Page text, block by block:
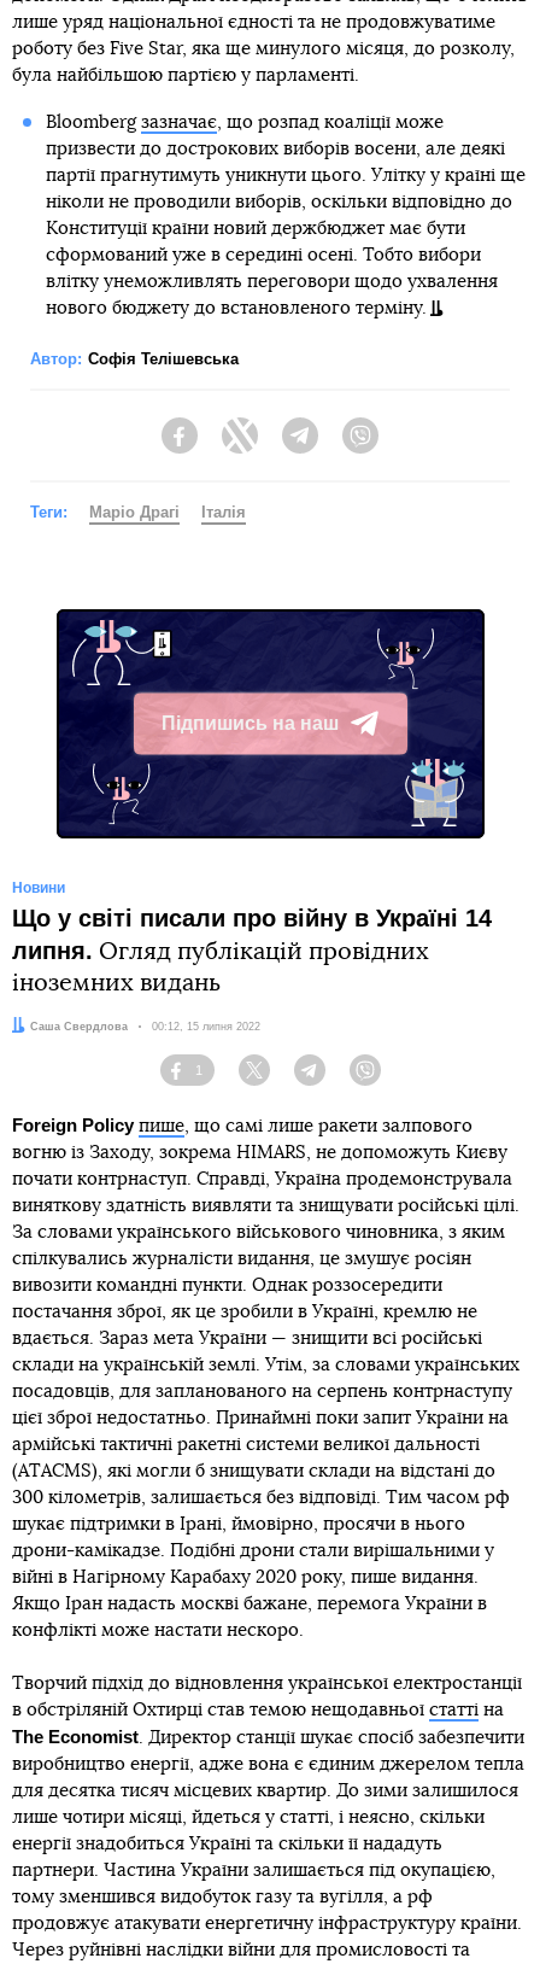
лише уряд національної єдності та не продовжуватиме
роботу без Five Star, яка ще минулого місяця, до розколу,
була найбільшою партією у парламенті.
Bloomberg зазначає, що розпад коаліції може
призвести до дострокових виборів восени, але деякі
партії прагнутимуть уникнути цього. Улітку у країні ще
ніколи не проводили виборів, оскільки відповідно до
Конституції країни новий держбюджет має бути
сформований уже в середині осені. Тобто вибори
влітку унеможливлять переговори щодо ухвалення
нового бюджету до встановленого терміну.
Автор: Софія Телішевська
FacebookTwitter Telegram
Теги: Маріо Драгі Італія
Підпишись на наш
Telegram
Новини
Що у світі писали про війну в Україні 14
липня. Огляд публікацій провідних
іноземних видань
Автор:
Саша Свердлова Дата:
00:12, 15 липня 2022
Facebook
1
Twitter TelegramViber
Foreign Policy пише, що самі лише ракети залпового
вогню із Заходу, зокрема HIMARS, не допоможуть Києву
почати контрнаступ. Справді, Україна продемонструвала
виняткову здатність виявляти та знищувати російські цілі.
За словами українського військового чиновника, з яким
спілкувались журналісти видання, це змушує росіян
вивозити командні пункти. Однак роззосередити
постачання зброї, як це зробили в Україні, кремлю не
вдається. Зараз мета України — знищити всі російські
склади на українській землі. Утім, за словами українських
посадовців, для запланованого на серпень контрнаступу
цієї зброї недостатньо. Принаймні поки запит України на
армійські тактичні ракетні системи великої дальності
(ATACMS), які могли б знищувати склади на відстані до
300 кілометрів, залишається без відповіді. Тим часом рф
шукає підтримки в Ірані, ймовірно, просячи в нього
дрони-камікадзе. Подібні дрони стали вирішальними у
війні в Нагірному Карабаху 2020 року, пише видання.
Якщо Іран надасть москві бажане, перемога України в
конфлікті може настати нескоро.
Творчий підхід до відновлення української електростанції
в обстріляній Охтирці став темою нещодавньої статті на
The Economist. Директор станції шукає спосіб забезпечити
виробництво енергії, адже вона є єдиним джерелом тепла
для десятка тисяч місцевих квартир. До зими залишилося
лише чотири місяці, йдеться у статті, і неясно, скільки
енергії знадобиться Україні та скільки її нададуть
партнери. Частина України залишається під окупацією,
тому зменшився видобуток газу та вугілля, а рф
продовжує атакувати енергетичну інфраструктуру країни.
Через руйнівні наслідки війни для промисловості та